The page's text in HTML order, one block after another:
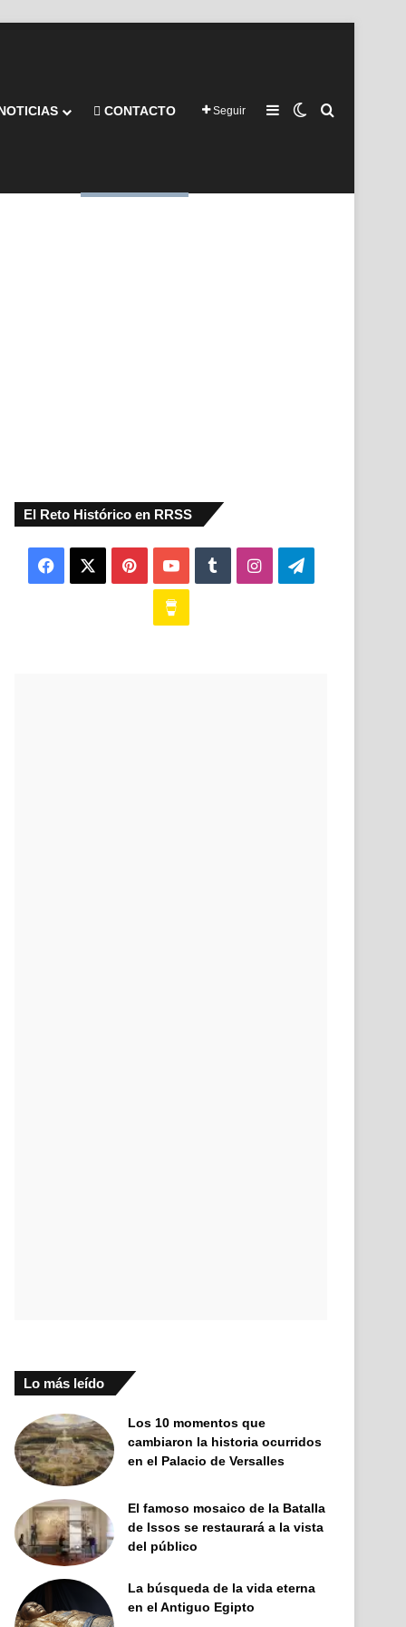
CONTACTO Seguir Barra lateral
Switch skin
El Reto Histórico en RRSS
Facebook PinterestYouTubeTumblrInstagramTelegram
Lo más leído
Los 10 momentos que
cambiaron la historia ocurridos
en el Palacio de Versalles
El famoso mosaico de la Batalla
de Issos se restaurará a la vista
del público
La búsqueda de la vida eterna
en el Antiguo Egipto